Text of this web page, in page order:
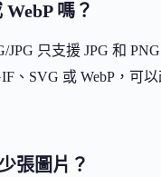
嗎？
JPG 只支援 JPG 和
、SVG 或 WebP，可以
張圖片？